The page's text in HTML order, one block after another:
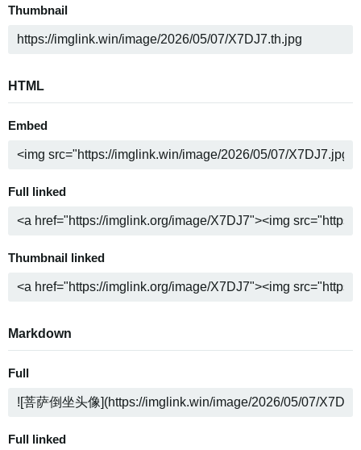
Thumbnail
HTML
Embed
Full linked
Thumbnail linked
Markdown
Full
Full linked